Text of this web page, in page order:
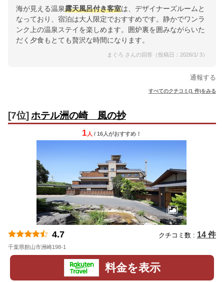
海が見える温泉露天風呂付き客室は、デザイナーズルームと
なっており、宿泊は大人限定でおすすめです。静かでワンラ
ンク上の温泉ステイを楽しめます。囲炉裏を囲みながらいた
だく夕食もとても贅沢な時間になります。
まぐろ さんの回答（投稿日：2026/1/ 3）
通報する
すべてのクチコミ(1 件)をみる
[7位] ホテル洲の崎 風の抄
1 人 / 16人がおすすめ！
4.7 クチコミ数 : 14 件
千葉県館山市洲崎198-1
料金を表示